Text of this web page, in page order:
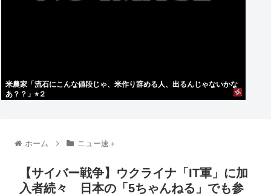
米農家「流石にこんな値段じゃ、米作り辞める人、出るんじゃないかな
あ？？」⭐︎２
ホーム ニュー速＋
【サイバー戦争】ウクライナ「IT軍」に加
入者続々 日本の「5ちゃんねる」でも参